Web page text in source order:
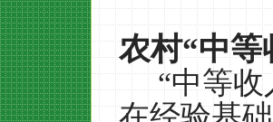
农村“中等
“中等